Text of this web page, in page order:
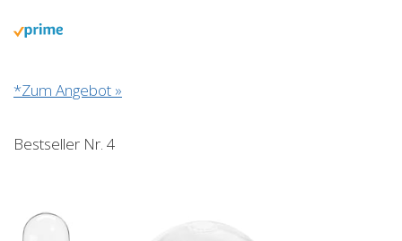
*Zum Angebot »
Bestseller Nr. 4